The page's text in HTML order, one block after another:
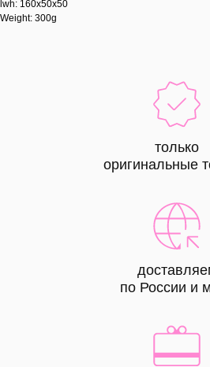
lwh: 160x50x50
Weight: 300g
только
оригинальные
по России и